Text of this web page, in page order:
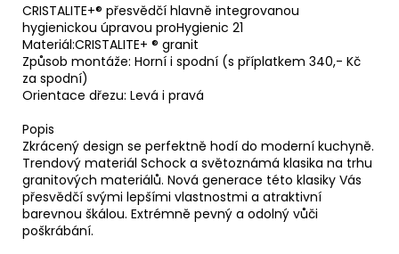
CRISTALITE+® přesvědčí hlavně integrovanou
hygienickou úpravou proHygienic 21
Materiál:CRISTALITE+ ® granit
Způsob montáže: Horní i spodní (s příplatkem 340,- Kč
za spodní)
Orientace dřezu: Levá i pravá
Popis
Zkrácený design se perfektně hodí do moderní kuchyně.
Trendový materiál Schock a světoznámá klasika na trhu
granitových materiálů. Nová generace této klasiky Vás
přesvědčí svými lepšími vlastnostmi a atraktivní
barevnou škálou. Extrémně pevný a odolný vůči
poškrábání.